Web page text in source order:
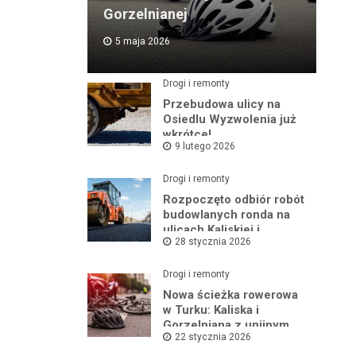
Gorzelnianej
5 maja 2026
Drogi i remonty
Przebudowa ulicy na
Osiedlu Wyzwolenia już
wkrótce!
9 lutego 2026
Drogi i remonty
Rozpoczęto odbiór robót
budowlanych ronda na
ulicach Kaliskiej i
Młodych
28 stycznia 2026
Drogi i remonty
Nowa ścieżka rowerowa
w Turku: Kaliska i
Gorzelniana z unijnym
wsparciem
22 stycznia 2026